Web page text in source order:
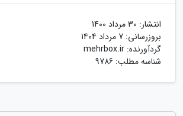
انتشار: 30 مرداد 1400
بروزرسانی: 7 مرداد 1404
گردآورنده: mehrbox.ir
شناسه مطلب: 9786